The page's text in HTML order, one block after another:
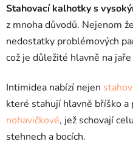
Stahovací kalhotky s
z mnoha důvodů. Nejenom
nedostatky problémových
což je důležité hlavně na
Intimidea nabízí nejen
které stahují hlavně bříško a
nohavičkové, jež schovají
stehnech a bocích.